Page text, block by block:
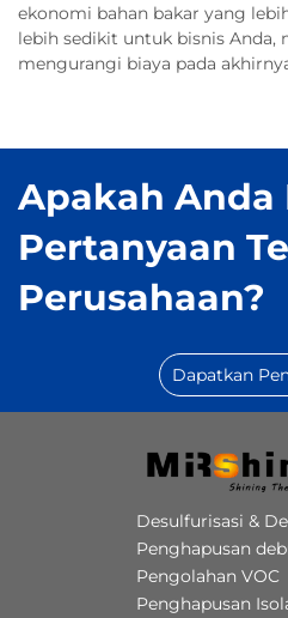
ekonomi bahan bakar yang
lebih sedikit untuk bisnis
mengurangi biaya pada
Apakah
Pertanyaan
Perusahaan?
Dapatkan
Desulfurisasi &
Penghapusan
Pengolahan VOC
Penghapusan